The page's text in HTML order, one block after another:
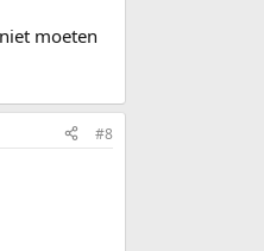
moeten
#8